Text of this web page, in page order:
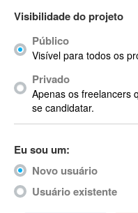
ACID Pro
ACPI
Acrobat
Acrobat X
Acronis
ACT
Actimize
ActionScript
ActionScript 3
Visibilidade do projeto
Público
Visível para todos os
Privado
Apenas os freelancers
se candidatar.
Eu sou um:
Novo usuário
Usuário existente